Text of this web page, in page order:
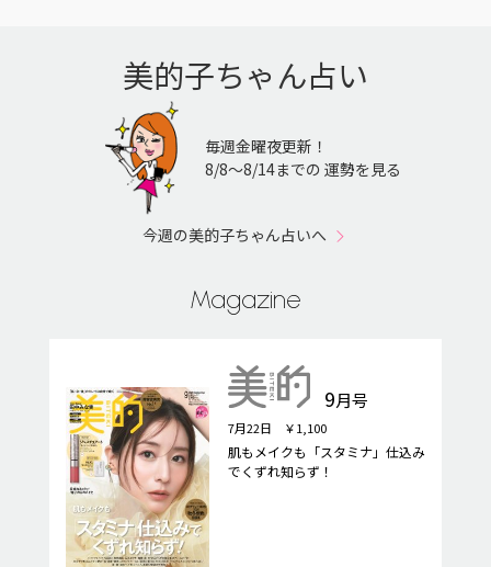
美的子ちゃん占い
毎週金曜夜更新！
8/8〜8/14までの 運勢を見る
今週の美的子ちゃん占いへ
Magazine
9月号
7月22日 ￥1,100
肌もメイクも「スタミナ」仕込み
でくずれ知らず！